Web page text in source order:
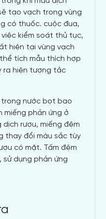
tạo vạch trong vùng
có thuốc. cuộc đua,
kiểm soát thủ tục,
hiện tại vùng vạch
tích mẫu thích hợp
ra hiện tượng tắc
trong nước bọt bao
miếng phản ứng ở
dịch rượu, miếng đệm
thay đổi màu sắc tùy
có mặt. Tấm đệm
sử dụng phản ứng